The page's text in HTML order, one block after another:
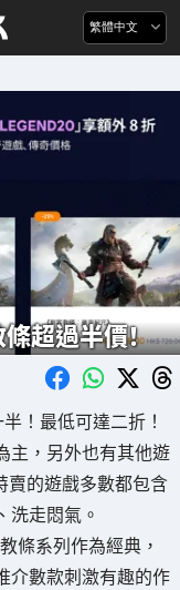
繁體中文
超過半價！
！最低可達二折！
主，另外也有其他遊
賣的遊戲多數都包含
洗走悶氣。
條系列作為經典，
介數款刺激有趣的作